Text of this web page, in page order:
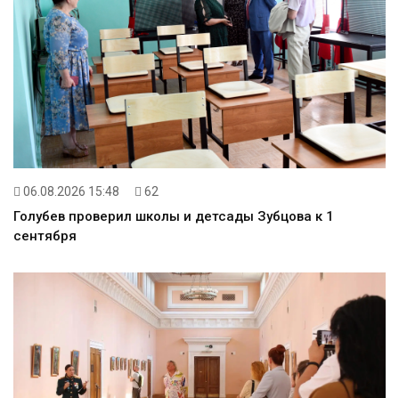
06.08.2026 15:48 62
Голубев проверил школы и детсады Зубцова к 1
сентября